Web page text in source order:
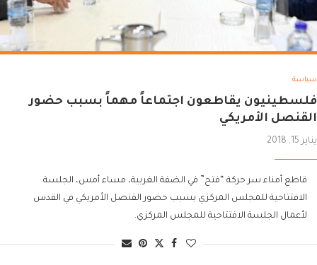
سياسة
فلسطينيون يقاطعون اجتماعاً مهماً بسبب حضور
القنصل الأمريكي
يناير 15, 2018
قاطع أمناء سر حركة “فتح” في الضفة الغربية، مساء أمس، الجلسة
الافتتاحية للمجلس المركزي بسبب حضور القنصل الأمريكي في القدس
لأعمال الجلسة الافتتاحية للمجلس المركزي.